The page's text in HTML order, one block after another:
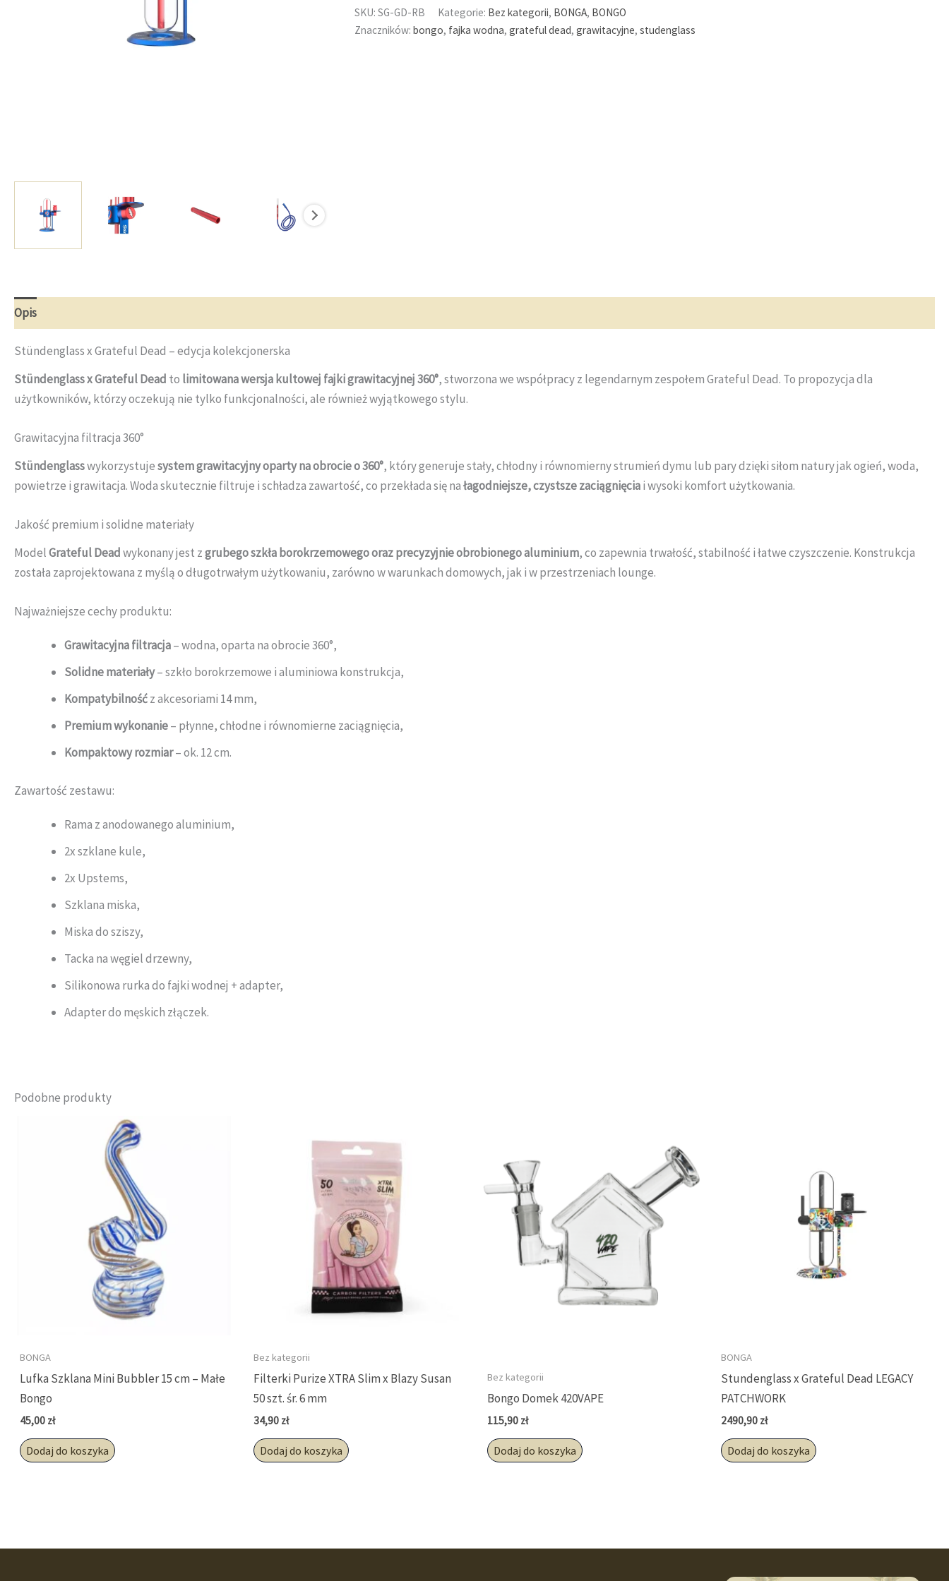
PREMIUM
Stundenglass
x
SKU:SG-GD-RB Kategorie: Bez kategorii, BONGA, BONGO
Znaczników:bongo, fajka wodna,grateful dead,grawitacyjne,studenglass
Opis
Stündenglass x Grateful Dead – edycja kolekcjonerska
Stündenglass x Grateful Dead to limitowana wersja kultowej fajki grawitacyjnej 360°, stworzona we współpracy z legendarnym zespołem Grateful Dead. To propozycja dla
użytkowników, którzy oczekują nie tylko funkcjonalności, ale również wyjątkowego stylu.
Grawitacyjna filtracja 360°
Stündenglasswykorzystujesystem grawitacyjny oparty na obrocie o 360°, który generuje stały, chłodny i równomierny strumień dymu lub pary dzięki siłom natury jak ogień, woda,
powietrze i grawitacja. Woda skutecznie filtruje i schładza zawartość, co przekłada się nałagodniejsze, czystsze zaciągnięciai wysoki komfort użytkowania.
Jakość premium i solidne materiały
ModelGrateful Deadwykonany jest zgrubego szkła borokrzemowego oraz precyzyjnie obrobionego aluminium, co zapewnia trwałość, stabilność i łatwe czyszczenie. Konstrukcja
została zaprojektowana z myślą o długotrwałym użytkowaniu, zarówno w warunkach domowych, jak i w przestrzeniach lounge.
Najważniejsze cechy produktu:
Grawitacyjna filtracja– wodna, oparta na obrocie 360°,
Solidne materiały– szkło borokrzemowe i aluminiowa konstrukcja,
Kompatybilnośćz akcesoriami 14 mm,
Premium wykonanie– płynne, chłodne i równomierne zaciągnięcia,
Kompaktowy rozmiar– ok. 12 cm.
Zawartość zestawu:
Rama z anodowanego aluminium,
2x szklane kule,
2x Upstems,
Szklana miska,
Miska do sziszy,
Tacka na węgiel drzewny,
Silikonowa rurka do fajki wodnej + adapter,
Adapter do męskich złączek.
Podobne produkty
BONGA
Lufka Szklana Mini Bubbler 15 cm – Małe
Bongo
45,00 zł
Dodaj do koszyka
Bez kategorii
Filterki Purize XTRA Slim x Blazy Susan
50 szt. śr. 6 mm
34,90 zł
Dodaj do koszyka
Bez kategorii
Bongo Domek 420VAPE
115,90 zł
Dodaj do koszyka
BONGA
Stundenglass x Grateful Dead LEGACY
PATCHWORK
2490,90 zł
Dodaj do koszyka